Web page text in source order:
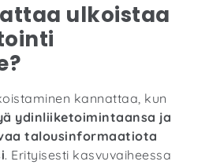
ulkoistaa
kannattaa, kun
ydinliiketoimintaansa ja
talousinformaatiota
. Erityisesti kasvuvaiheessa